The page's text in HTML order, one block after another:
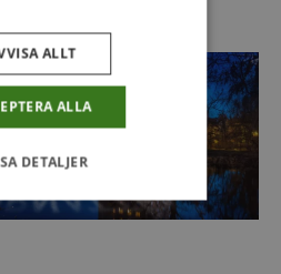
ALLA
ALLT
DETALJER